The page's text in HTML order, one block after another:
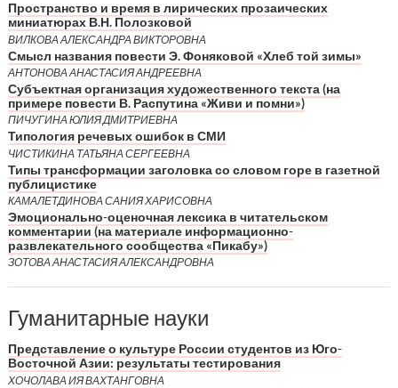
Пространство и время в лирических прозаических
миниатюрах В.Н. Полозковой
ВИЛКОВА АЛЕКСАНДРА ВИКТОРОВНА
Смысл названия повести Э. Фоняковой «Хлеб той зимы»
АНТОНОВА АНАСТАСИЯ АНДРЕЕВНА
Субъектная организация художественного текста (на
примере повести В. Распутина «Живи и помни»)
ПИЧУГИНА ЮЛИЯ ДМИТРИЕВНА
Типология речевых ошибок в СМИ
ЧИСТИКИНА ТАТЬЯНА СЕРГЕЕВНА
Типы трансформации заголовка со словом горе в газетной
публицистике
КАМАЛЕТДИНОВА САНИЯ ХАРИСОВНА
Эмоционально-оценочная лексика в читательском
комментарии (на материале информационно-
развлекательного сообщества «Пикабу»)
ЗОТОВА АНАСТАСИЯ АЛЕКСАНДРОВНА
Гуманитарные науки
Представление о культуре России студентов из Юго-
Восточной Азии: результаты тестирования
ХОЧОЛАВА ИЯ ВАХТАНГОВНА